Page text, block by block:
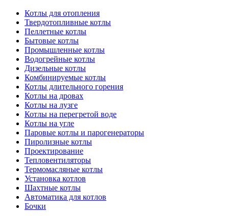
Котлы для отопления
Твердотопливные котлы
Пеллетные котлы
Бытовые котлы
Промышленные котлы
Водогрейные котлы
Дизельные котлы
Комбинируемые котлы
Котлы длительного горения
Котлы на дровах
Котлы на лузге
Котлы на перегретой воде
Котлы на угле
Паровые котлы и парогенераторы
Пиролизные котлы
Проектирование
Тепловентиляторы
Термомасляные котлы
Установка котлов
Шахтные котлы
Автоматика для котлов
Бочки